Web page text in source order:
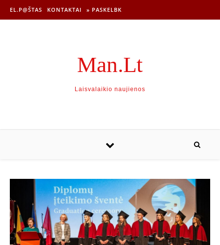
EL.P@ŠTAS KONTAKTAI » PASKELBK
Man.Lt
Laisvalaikio naujienos